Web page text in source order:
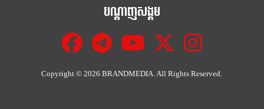
បណ្ដាញសង្គម
Copyright ©2026 BRANDMEDIA. All Rights Reserved.